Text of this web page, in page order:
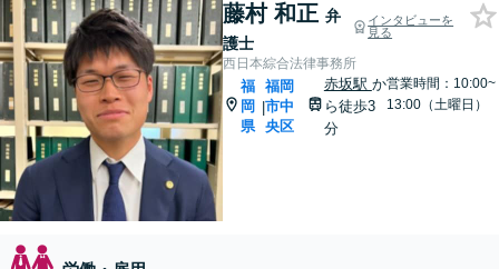
藤村 和正 弁
護士
インタビューを
見る
西日本綜合法律事務所
福
岡
県
|
福岡
市中
央区
赤坂駅 か
ら徒歩3
分
営業時間：10:00~
13:00（土曜日）